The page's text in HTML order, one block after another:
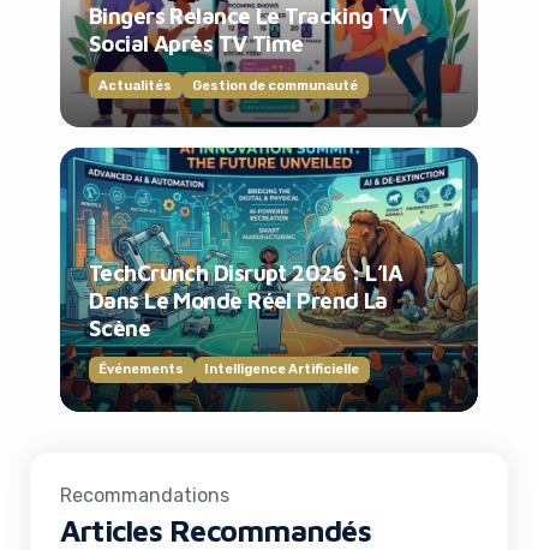
Bingers Relance Le Tracking TV
Social Après TV Time
Actualités Gestion de communauté
TechCrunch Disrupt 2026 : L’IA
Dans Le Monde Réel Prend La
Scène
Événements Intelligence Artificielle
Recommandations
Articles Recommandés